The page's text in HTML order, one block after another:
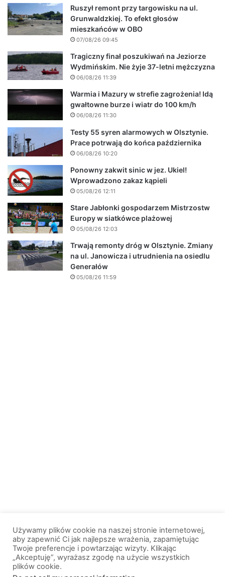
Ruszył remont przy targowisku na ul.
Grunwaldzkiej. To efekt głosów
mieszkańców w OBO
07/08/26 09:45
Tragiczny finał poszukiwań na Jeziorze
Wydmińskim. Nie żyje 37-letni mężczyzna
06/08/26 11:39
Warmia i Mazury w strefie zagrożenia! Idą
gwałtowne burze i wiatr do 100 km/h
06/08/26 11:30
Testy 55 syren alarmowych w Olsztynie.
Prace potrwają do końca października
06/08/26 10:20
Ponowny zakwit sinic w jez. Ukiel!
Wprowadzono zakaz kąpieli
05/08/26 12:11
Stare Jabłonki gospodarzem Mistrzostw
Europy w siatkówce plażowej
05/08/26 12:03
Trwają remonty dróg w Olsztynie. Zmiany
na ul. Janowicza i utrudnienia na osiedlu
Generałów
05/08/26 11:59
© 2013-2026, All Rights Reserved. Wszelkie prawa zastrzeżone. |
Używamy plików cookie na naszej stronie internetowej,
aby zapewnić Ci jak najlepsze wrażenia, zapamiętując
Twoje preferencje i powtarzając wizyty. Klikając
„Akceptuję”, wyrażasz zgodę na użycie wszystkich
plików cookie.